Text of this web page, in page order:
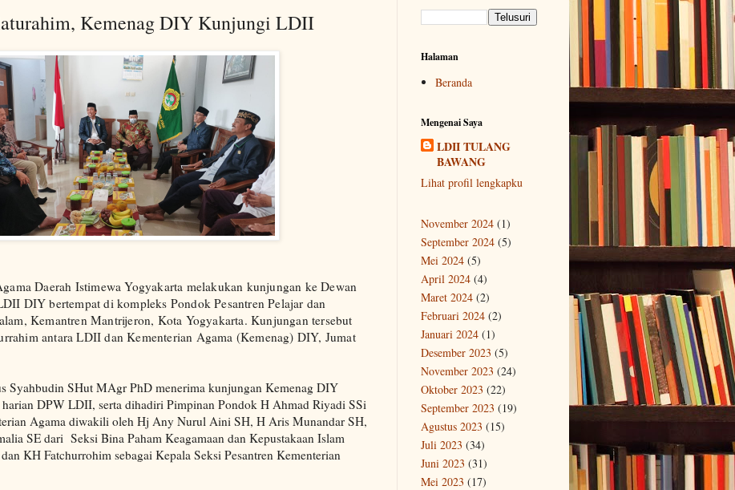
Kemenag DIY Kunjungi LDII
Daerah Istimewa Yogyakarta melakukan kunjungan ke Dewan
DIY bertempat di kompleks Pondok Pesantren Pelajar dan
Kemantren Mantrijeron, Kota Yogyakarta. Kunjungan tersebut
antara LDII dan Kementerian Agama (Kemenag) DIY, Jumat
SHut MAgr PhD menerima kunjungan Kemenag DIY
DPW LDII, serta dihadiri Pimpinan Pondok H Ahmad Riyadi SSi
Agama diwakili oleh Hj Any Nurul Aini SH, H Aris Munandar SH,
SE dari Seksi Bina Paham Keagamaan dan Kepustakaan Islam
KH Fatchurrohim sebagai Kepala Seksi Pesantren Kementerian
Halaman
Beranda
Mengenai Saya
LDII TULANG
BAWANG
Lihat profil lengkapku
November 2024 (1)
September 2024 (5)
Mei 2024 (5)
April 2024 (4)
Maret 2024 (2)
Februari 2024 (2)
Januari 2024 (1)
Desember 2023 (5)
November 2023 (24)
Oktober 2023 (22)
September 2023 (19)
Agustus 2023 (15)
Juli 2023 (34)
Juni 2023 (31)
Mei 2023 (17)